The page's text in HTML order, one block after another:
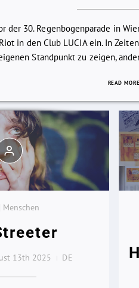
der 30. Regenbogenparade in
in den Club LUCIA ein. In
Standpunkt zu zeigen,
READ MORE
13th 2025 DE